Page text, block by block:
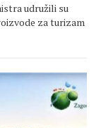
udružili su
za turizam